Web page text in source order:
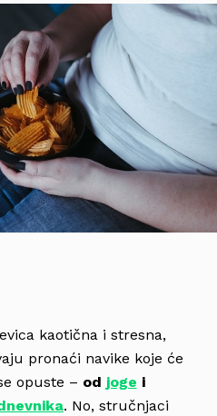
kaotična i stresna,
pronaći navike koje će
opuste – od joge i
. No, stručnjaci